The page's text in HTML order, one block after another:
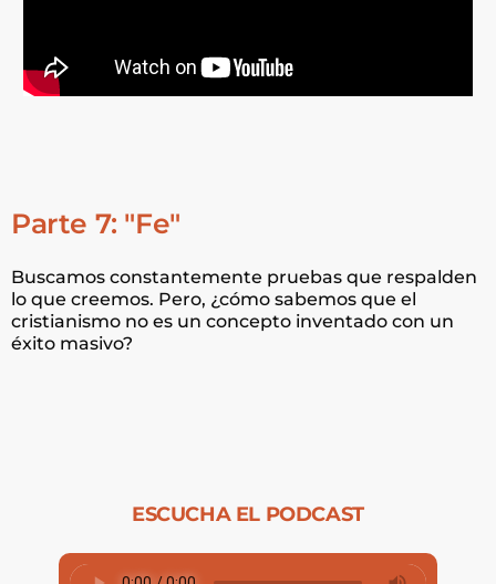
Parte 7: "Fe"
Buscamos constantemente pruebas que respalden
lo que creemos. Pero, ¿cómo sabemos que el
cristianismo no es un concepto inventado con un
éxito masivo?
ESCUCHA EL PODCAST